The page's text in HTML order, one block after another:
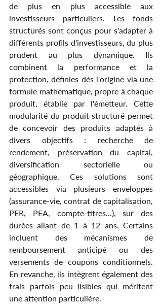
de plus en plus accessible aux
investisseurs particuliers. Les fonds
structurés sont conçus pour s'adapter à
différents profils d'investisseurs, du plus
prudent au plus dynamique. Ils
combinent la performance et la
protection, définies dès l'origine via une
formule mathématique, propre à chaque
produit, établie par l'émetteur. Cette
modularité du produit structuré permet
de concevoir des produits adaptés à
divers objectifs : recherche de
rendement, préservation du capital,
diversification sectorielle ou
géographique. Ces solutions sont
accessibles via plusieurs enveloppes
(assurance-vie, contrat de capitalisation,
PER, PEA, compte-titres...), sur des
durées allant de 1 à 12 ans. Certains
incluent des mécanismes de
remboursement anticipé ou des
versements de coupons conditionnels.
En revanche, ils intègrent également des
frais parfois peu lisibles qui méritent
une attention particulière.